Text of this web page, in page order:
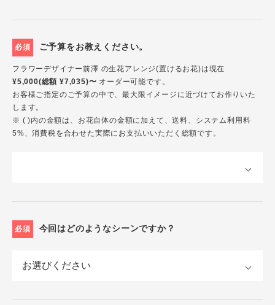
必須 ご予算をお教えください。
フラワーデザイナー前澤 の生花アレンジ(置けるお花)は現在
¥5,000(総額 ¥7,035)〜 オーダー可能です。
お客様ご指定のご予算の中で、最大限イメージに近づけてお作りいた
します。
※ ( )内の金額は、お花自体の金額に加えて、送料、システム利用料
5%、消費税を合わせた実際にお支払いいただく総額です。
必須 今回はどのようなシーンですか？